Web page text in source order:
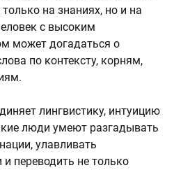
на знаниях, но и на
с высоким
может догадаться о
по контексту, корням,
лингвистику, интуицию
люди умеют разгадывать
улавливать
переводить не только